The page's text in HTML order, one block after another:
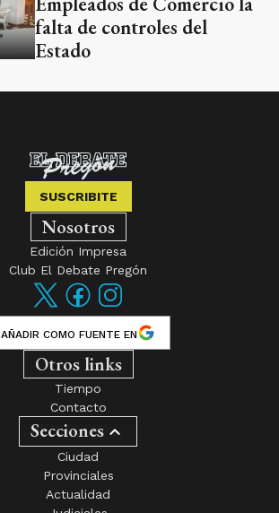
falta de controles del
Estado
SUSCRIBITE
Nosotros
Edición Impresa
Club El Debate Pregón
AÑADIR COMO FUENTE EN
Otros links
Tiempo
Contacto
Secciones
Ciudad
Provinciales
Actualidad